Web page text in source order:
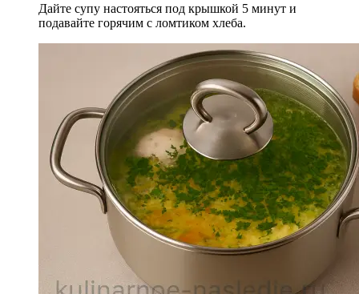
Дайте супу настояться под крышкой 5 минут и
подавайте горячим с ломтиком хлеба.